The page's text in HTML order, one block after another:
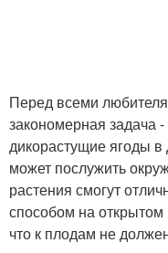
Перед всеми
закономерная задача
дикорастущие ягоды
может послужить
растения смогут
способом на открытом
что к плодам не